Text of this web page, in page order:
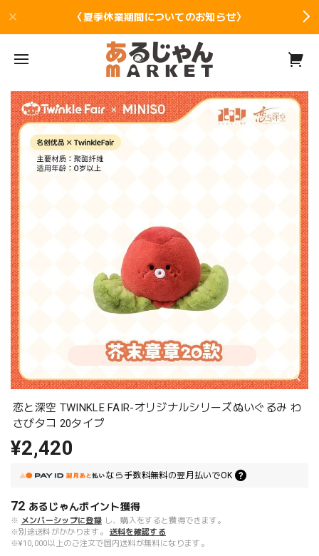
〈夏季休業期間についてのお知らせ〉
恋と深空 TWINKLE FAIR-オリジナルシリーズぬいぐるみ わ
さびタコ 20タイプ
¥2,420
なら 手数料無料の翌月払いでOK
72 あるじゃんポイント獲得
※ メンバーシップに登録 し、購入をすると獲得できます。
※別途送料がかかります。
送料を確認する
※¥10,000以上のご注文で国内送料が無料になります。